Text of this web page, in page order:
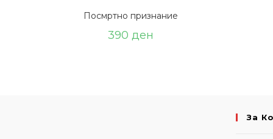
Посмртно признание
390 ден
За